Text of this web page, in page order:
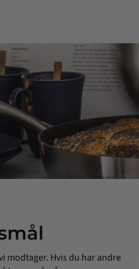
modtager. Hvis du har andre